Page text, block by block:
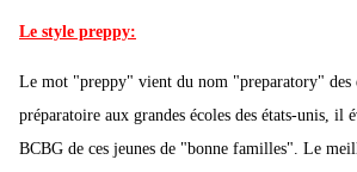
Le style preppy:
Le mot "preppy" vient du nom "preparatory" des
préparatoire aux grandes écoles des états-unis, il
BCBG de ces jeunes de "bonne familles". Le